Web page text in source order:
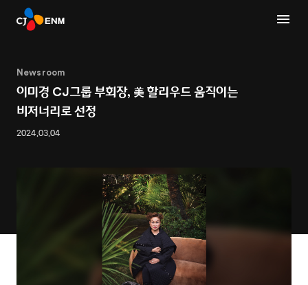
Newsroom
이미경 CJ그룹 부회장, 美 할리우드 움직이는
비저너리로 선정
2024.03.04